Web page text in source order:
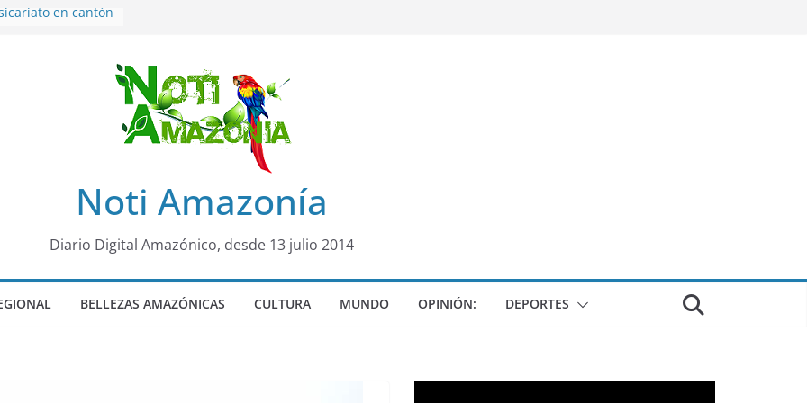
en cantón
Colo de ChileNoti Amazonía
Diario Digital Amazónico, desde 13 julio 2014
BELLEZAS AMAZÓNICAS CULTURA MUNDO OPINIÓN: DEPORTES